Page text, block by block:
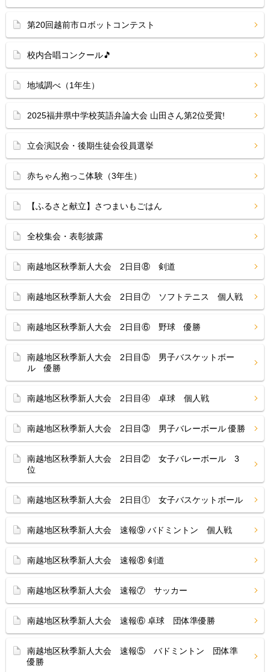
第20回越前市ロボットコンテスト
校内合唱コンクール🎵
地域調べ（1年生）
2025福井県中学校英語弁論大会 山田さん第2位受賞!
立会演説会・後期生徒会役員選挙
赤ちゃん抱っこ体験（3年生）
【ふるさと献立】さつまいもごはん
全校集会・表彰披露
南越地区秋季新人大会 2日目⑧ 剣道
南越地区秋季新人大会 2日目⑦ ソフトテニス 個人戦
南越地区秋季新人大会 2日目⑥ 野球 優勝
南越地区秋季新人大会 2日目⑤ 男子バスケットボー
ル 優勝
南越地区秋季新人大会 2日目④ 卓球 個人戦
南越地区秋季新人大会 2日目③ 男子バレーボール 優勝
南越地区秋季新人大会 2日目② 女子バレーボール 3
位
南越地区秋季新人大会 2日目① 女子バスケットボール
南越地区秋季新人大会 速報⑨ バドミントン 個人戦
南越地区秋季新人大会 速報⑧ 剣道
南越地区秋季新人大会 速報⑦ サッカー
南越地区秋季新人大会 速報⑥ 卓球 団体準優勝
南越地区秋季新人大会 速報⑤ バドミントン 団体準
優勝